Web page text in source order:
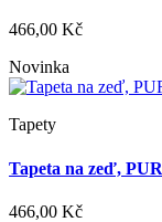
466,00 Kč
Novinka
Tapety
Tapeta na zeď,
466,00 Kč